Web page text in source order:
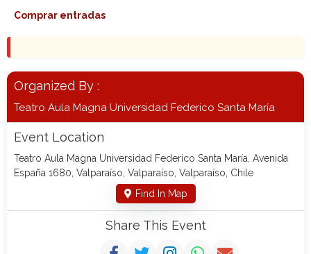
Comprar entradas
Organized By :
Teatro Aula Magna Universidad Federico Santa María
Event Location
Teatro Aula Magna Universidad Federico Santa María, Avenida
España 1680, Valparaíso, Valparaíso, Valparaíso, Chile
Find In Map
Share This Event